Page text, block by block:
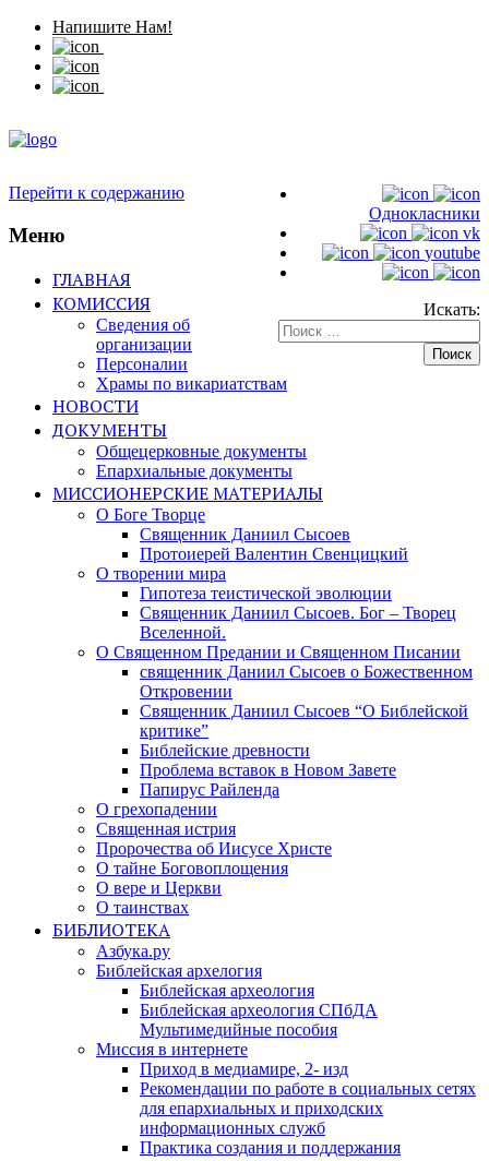
Напишите Нам!
Однокласники
vk
youtube
Искать:
Перейти к содержанию
Меню
ГЛАВНАЯ
КОМИССИЯ
Сведения об
организации
Персоналии
Храмы по викариатствам
НОВОСТИ
ДОКУМЕНТЫ
Общецерковные документы
Епархиальные документы
МИССИОНЕРСКИЕ МАТЕРИАЛЫ
О Боге Творце
Священник Даниил Сысоев
Протоиерей Валентин Свенцицкий
О творении мира
Гипотеза теистической эволюции
Священник Даниил Сысоев. Бог – Творец
Вселенной.
О Священном Предании и Священном Писании
священник Даниил Сысоев о Божественном
Откровении
Священник Даниил Сысоев “О Библейской
критике”
Библейские древности
Проблема вставок в Новом Завете
Папирус Райленда
О грехопадении
Священная истрия
Пророчества об Иисусе Христе
О тайне Боговоплощения
О вере и Церкви
О таинствах
БИБЛИОТЕКА
Азбука.ру
Библейская архелогия
Библейская археология
Библейская археология СПбДА
Мультимедийные пособия
Миссия в интернете
Приход в медиамире, 2- изд
Рекомендации по работе в социальных сетях
для епархиальных и приходских
информационных служб
Практика создания и поддержания